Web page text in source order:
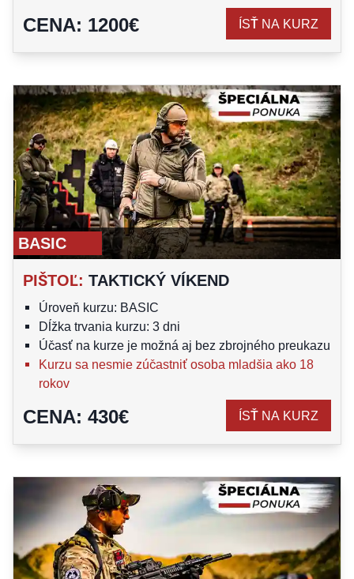
CENA: 1200€ ÍSŤ NA KURZ
BASIC
PIŠTOĽ: TAKTICKÝ VÍKEND
Úroveň kurzu: BASIC
Dĺžka trvania kurzu: 3 dni
Účasť na kurze je možná aj bez zbrojného preukazu
Kurzu sa nesmie zúčastniť osoba mladšia ako 18
rokov
CENA: 430€ ÍSŤ NA KURZ